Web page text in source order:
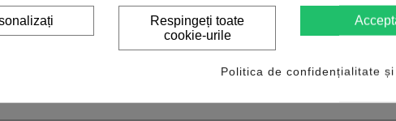
ul oficial al aplicației BimmerCode înainte de achiziție.
de BMW și MINI care vor acces la funcții ascunse,
Respingeți toate
cookie-urile
Politica de confidențialitate